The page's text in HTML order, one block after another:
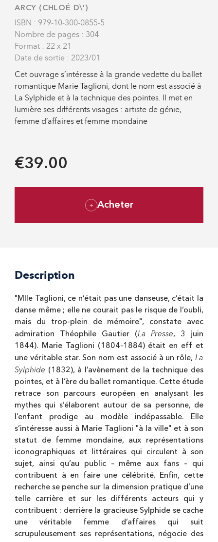
ARCY (CHLOÉ D\')
ISBN : 979-10-300-0855-5
Nombre de pages : 304
Format : 22 x 21
Date de sortie : 2023/01
Cet ouvrage s’intéresse à la grande vedette du ballet
romantique Marie Taglioni, dont le nom est associé à
La Sylphide et à la technique des pointes. Il met en
lumière ses différents visages : artiste de génie,
femme d’affaires et femme mondaine
€39.00
Acheter
Description
"Mlle Taglioni, ce n’était pas une danseuse, c’était la
danse même ; elle ne courait pas le risque de l’oubli,
mais du trop-plein de mémoire", constate avec
admiration Théophile Gautier (La Presse, 3 juin
1844). Marie Taglioni (1804-1884) était en eff et
une véritable star. Son nom est associé à un rôle, La
Sylphide (1832), à l’avènement de la technique des
pointes, et à l’ère du ballet romantique. Cette étude
retrace son parcours européen en analysant les
mythes qui s’élaborent autour de sa personne, de
l’enfant prodige au modèle indépassable. Elle
s’intéresse aussi à Marie Taglioni "à la ville" et à son
statut de femme mondaine, aux représentations
iconographiques et littéraires qui circulent à son
sujet, ainsi qu’au public – même aux fans – qui
contribuent à en faire une célébrité. Enfin, cette
recherche se penche sur la dimension pratique d’une
telle carrière et sur les différents acteurs qui y
contribuent : derrière la gracieuse Sylphide se cache
une véritable femme d’affaires qui suit
scrupuleusement ses représentations, négocie des